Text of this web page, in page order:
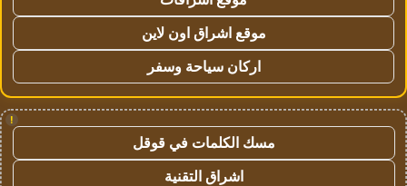
موقع اشراق اون لاين
اركان سياحة وسفر
!
مسك الكلمات في قوقل
اشراق التقنية